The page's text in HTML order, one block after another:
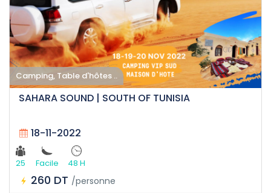
Camping, Table d'hôtes ..
SAHARA SOUND | SOUTH OF TUNISIA
18-11-2022
25 Facile 48 H
260 DT /personne